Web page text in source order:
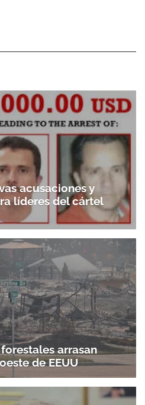
acusaciones y
líderes del cártel
arrasan
de EEUU